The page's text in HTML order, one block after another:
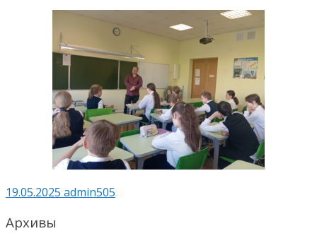
19.05.2025 admin505
Архивы